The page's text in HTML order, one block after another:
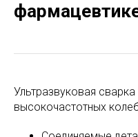
Ультразвуковая
высокочастотных